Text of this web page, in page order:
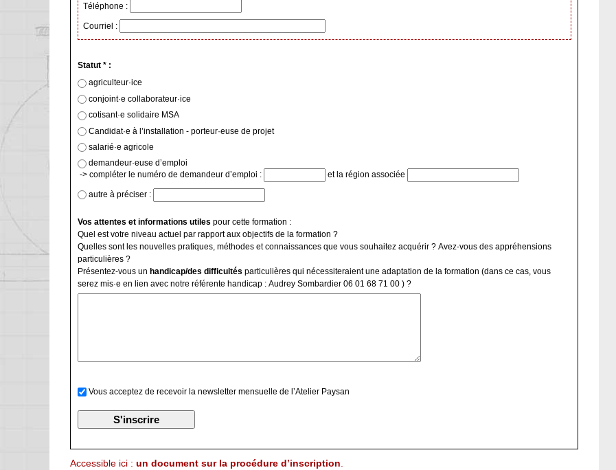
Téléphone :
Courriel :
Statut * :
agriculteur·ice
conjoint·e collaborateur·ice
cotisant·e solidaire MSA
Candidat·e à l’installation - porteur·euse de projet
salarié·e agricole
demandeur·euse d’emploi
-> compléter le numéro de demandeur d’emploi :
et la région associée
autre à préciser :
Vos attentes et informations utiles pour cette formation :
Quel est votre niveau actuel par rapport aux objectifs de la formation ?
Quelles sont les nouvelles pratiques, méthodes et connaissances que vous souhaitez acquérir ? Avez-vous des appréhensions
particulières ?
Présentez-vous un handicap/des difficultés particulières qui nécessiteraient une adaptation de la formation (dans ce cas, vous
serez mis·e en lien avec notre référente handicap : Audrey Sombardier 06 01 68 71 00 ) ?
Vous acceptez de recevoir la newsletter mensuelle de l’Atelier Paysan
Accessible ici : un document sur la procédure d’inscription.